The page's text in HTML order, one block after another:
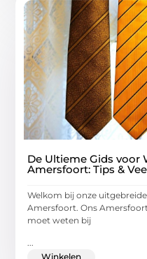
De Ultieme Gids voor
Amersfoort: Tips &
Welkom bij onze
Amersfoort. Ons
moet weten bij
Winkelen